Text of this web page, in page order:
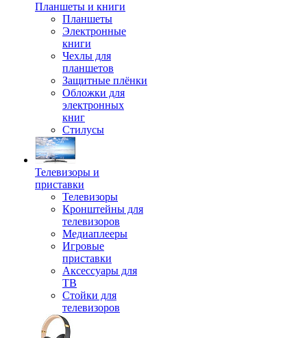
Планшеты и книги
Планшеты
Электронные
книги
Чехлы для
планшетов
Защитные плёнки
Обложки для
электронных
книг
Стилусы
Телевизоры и
приставки
Телевизоры
Кронштейны для
телевизоров
Медиаплееры
Игровые
приставки
Аксессуары для
ТВ
Стойки для
телевизоров